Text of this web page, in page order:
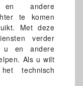
andere
te komen
Met deze
verder
u en andere
Als u wilt
technisch